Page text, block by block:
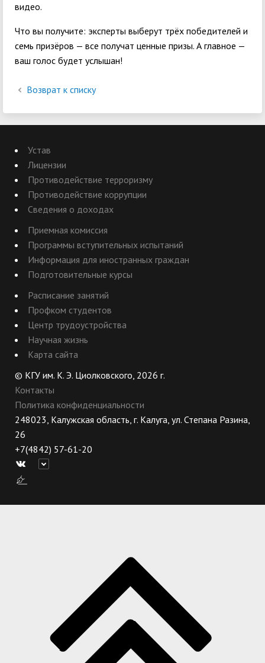
видео.
Что вы получите: эксперты выберут трёх победителей и
семь призёров — все получат ценные призы. А главное —
ваш голос будет услышан!
Возврат к списку
Устав
Лицензии
Противодействие терроризму
Противодействие коррупции
Сведения о доходах
Приемная комиссия
Программы вступительных испытаний
Информация для иностранных граждан
Подготовительные курсы
Расписание занятий
Профком студентов
Центр трудоустройства
Научная жизнь
Карта сайта
© КГУ им. К. Э. Циолковского, 2026 г.
Контакты
Политика конфиденциальности
248023, Калужская область, г. Калуга, ул. Степана Разина,
26
+7(4842) 57-61-20